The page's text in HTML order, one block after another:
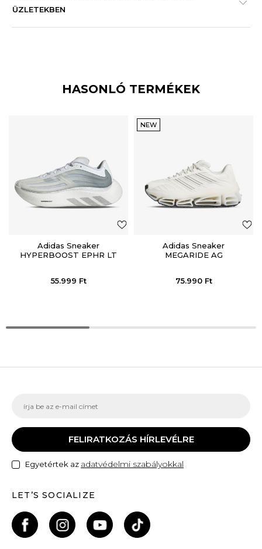
ÜZLETEKBEN
HASONLÓ TERMÉKEK
Adidas Sneaker
HYPERBOOST EPHR LT
55.999 Ft
NEW
Adidas Sneaker
MEGARIDE AG
75.990 Ft
FELIRATKOZÁS HÍRLEVÉLRE
Egyetértek az adatvédelmi szabályokkal
LET’S SOCIALIZE